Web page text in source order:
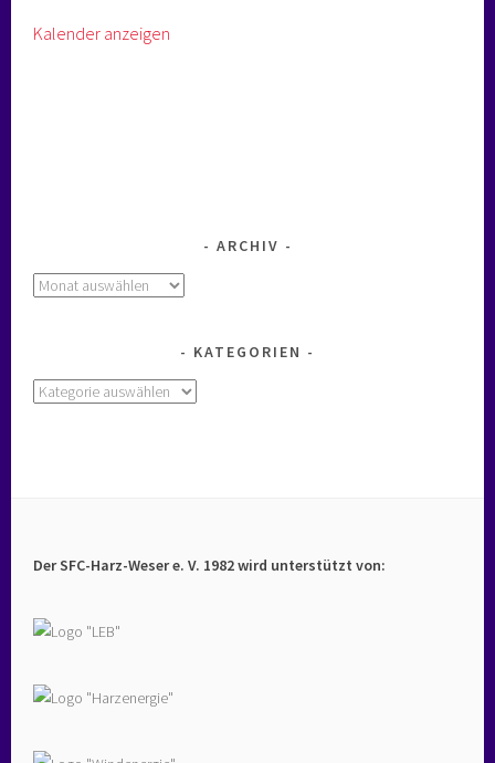
Kalender anzeigen
ARCHIV
Archiv
KATEGORIEN
Kategorien
Der SFC-Harz-Weser e. V. 1982 wird unterstützt von: